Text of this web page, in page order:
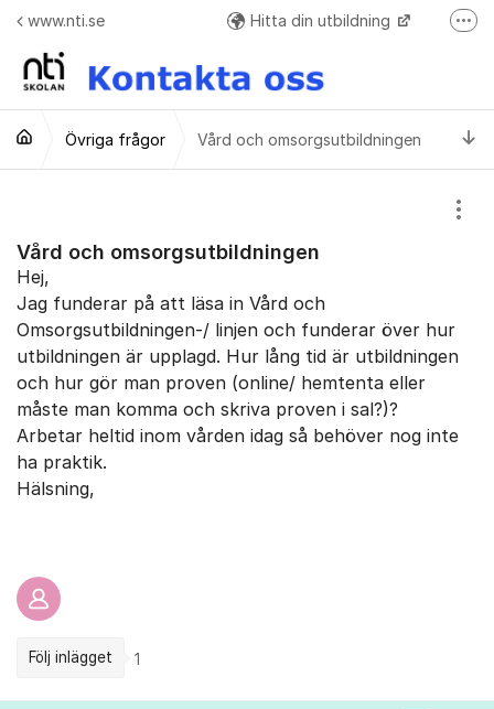
Hoppa till innehåll
www.nti.se Hitta din utbildning
Frågor o svar + Meddelande formulär när ej elev
Övriga frågor Vård och omsorgsutbildningen
Vård och omsorgsutbildningen
Hej,
Jag funderar på att läsa in Vård och
Omsorgsutbildningen-/ linjen och funderar över hur
utbildningen är upplagd. Hur lång tid är utbildningen
och hur gör man proven (online/ hemtenta eller
måste man komma och skriva proven i sal?)?
Arbetar heltid inom vården idag så behöver nog inte
ha praktik.
Hälsning,
Följ inlägget 1